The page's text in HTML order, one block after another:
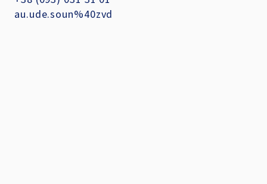
au.ude.soun%40zvd